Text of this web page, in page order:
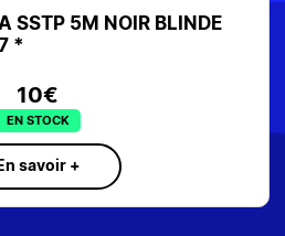
SSTP 5M NOIR BLINDE
*
10€
EN STOCK
En savoir +